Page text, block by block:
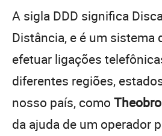
A sigla DDD significa
Distância, e é um sistema
efetuar ligações
diferentes regiões,
nosso país, como
da ajuda de um operador